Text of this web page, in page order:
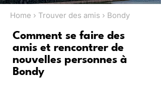
Home › Trouver des amis › Bondy
Comment se faire des
amis et rencontrer de
nouvelles personnes à
Bondy